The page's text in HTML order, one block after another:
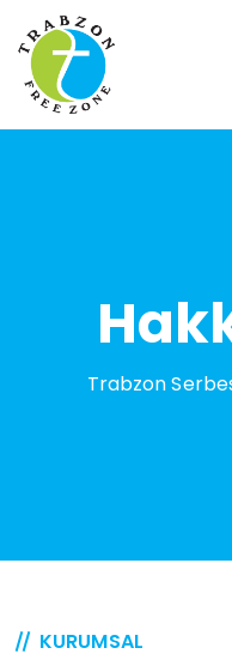
Trabzon
KURUMSAL